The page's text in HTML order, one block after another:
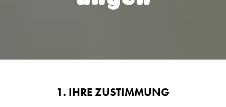
1. IHRE ZUSTIMMUNG